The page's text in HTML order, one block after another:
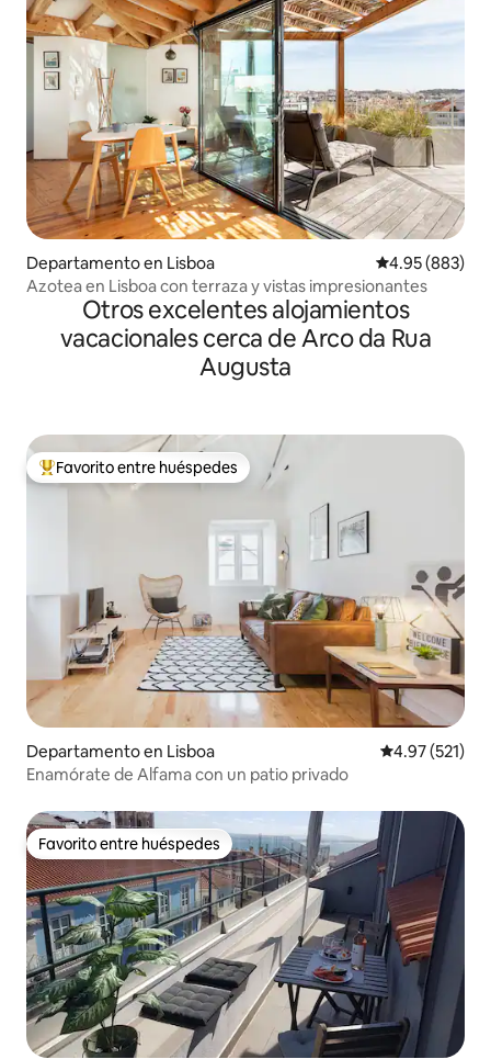
Departamento en Lisboa Calificación
4.95 (883)
Azotea en Lisboa con terraza y vistas impresionantes
Otros excelentes alojamientos
vacacionales cerca de Arco da Rua
Augusta
De los mejores en Favorito entre huéspedes
Favorito entre huéspedes
Departamento en Lisboa Calificación
4.97 (521)
Enamórate de Alfama con un patio privado
Favorito entre huéspedes
Favorito entre huéspedes